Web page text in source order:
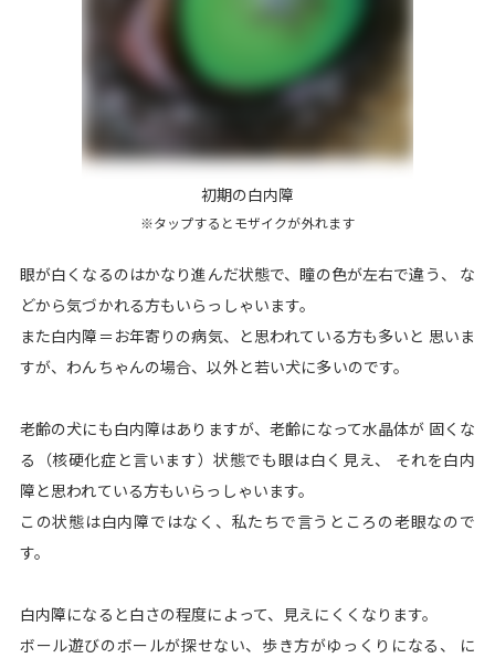
初期の白内障
※タップするとモザイクが外れます
眼が白くなるのはかなり進んだ状態で、瞳の色が左右で違う、 な
どから気づかれる方もいらっしゃいます。
また白内障＝お年寄りの病気、と思われている方も多いと 思いま
すが、わんちゃんの場合、以外と若い犬に多いのです。
老齢の犬にも白内障はありますが、老齢になって水晶体が 固くな
る（核硬化症と言います）状態でも眼は白く見え、 それを白内
障と思われている方もいらっしゃいます。
この状態は白内障ではなく、私たちで言うところの老眼なので
す。
白内障になると白さの程度によって、見えにくくなります。
ボール遊びのボールが探せない、歩き方がゆっくりになる、 に